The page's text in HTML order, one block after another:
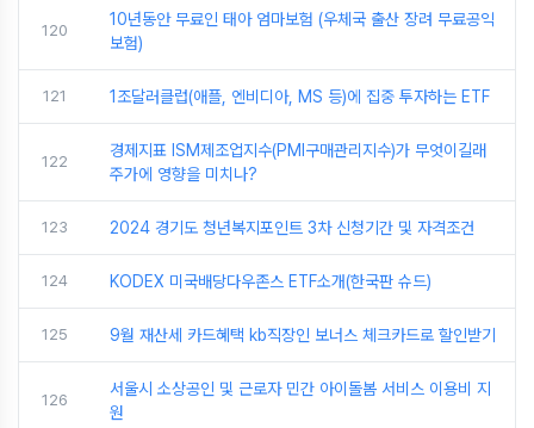
120
10년동안 무료인 태아 엄마보험 (우체국 출산 장려 무료공익
보험)
121 1조달러클럽(애플, 엔비디아, MS 등)에 집중 투자하는 ETF
122
경제지표 ISM제조업지수(PMI구매관리지수)가 무엇이길래
주가에 영향을 미치나?
123 2024 경기도 청년복지포인트 3차 신청기간 및 자격조건
124 KODEX 미국배당다우존스 ETF소개(한국판 슈드)
125 9월 재산세 카드혜택 kb직장인 보너스 체크카드로 할인받기
126
서울시 소상공인 및 근로자 민간 아이돌봄 서비스 이용비 지
원